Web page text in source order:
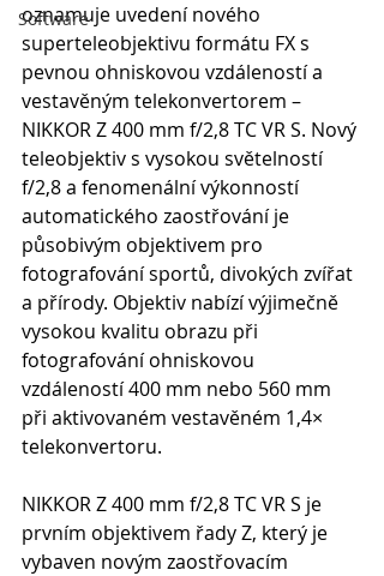
Software
oznamuje uvedení nového
superteleobjektivu formátu FX s
pevnou ohniskovou vzdáleností a
vestavěným telekonvertorem –
NIKKOR Z 400 mm f/2,8 TC VR S. Nový
teleobjektiv s vysokou světelností
f/2,8 a fenomenální výkonností
automatického zaostřování je
působivým objektivem pro
fotografování sportů, divokých zvířat
a přírody. Objektiv nabízí výjimečně
vysokou kvalitu obrazu při
fotografování ohniskovou
vzdáleností 400 mm nebo 560 mm
při aktivovaném vestavěném 1,4×
telekonvertoru.
NIKKOR Z 400 mm f/2,8 TC VR S je
prvním objektivem řady Z, který je
vybaven novým zaostřovacím